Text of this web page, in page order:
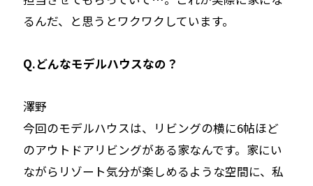
るんだ、と思うとワクワクしています。
Q.どんなモデルハウスなの？
――澤野
今回のモデルハウスは、リビングの横に6帖ほど
のアウトドアリビングがある家なんです。家にい
ながらリゾート気分が楽しめるような空間に、私